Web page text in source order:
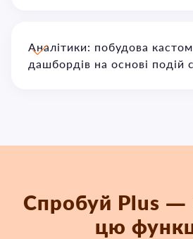
Аналітики: побудова
дашбордів на основі подій
Спробуй Plus —
цю